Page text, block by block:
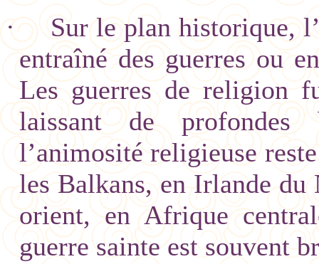
·
Sur le plan historique,
entraîné des guerres ou
Les guerres de religion
laissant de profondes
l’animosité religieuse
les Balkans, en Irlande du
orient, en Afrique
guerre sainte est souvent